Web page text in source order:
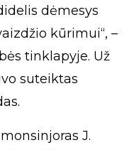
dėmesys
kūrimui“, –
tinklapyje. Už
suteiktas
J.